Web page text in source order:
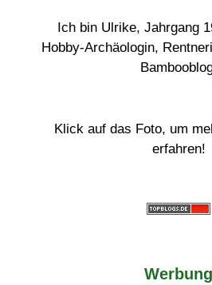
Ich bin Ulrike, Jahrgang
Hobby-Archäologin,
Klick auf das Foto, um
erfahren!
Werbung